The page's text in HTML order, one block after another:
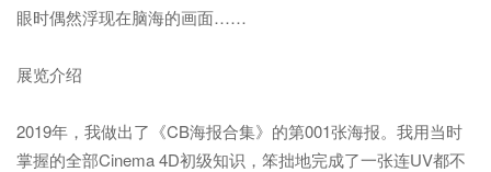
眼时偶然浮现在脑海的画面……
展览介绍
2019年，我做出了《CB海报合集》的第001张海报。我用当时
掌握的全部Cinema 4D初级知识，笨拙地完成了一张连UV都不